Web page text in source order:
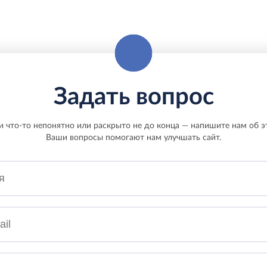
Задать вопрос
что-то непонятно или раскрыто не до конца — напишите нам об
Ваши вопросы помогают нам улучшать сайт.